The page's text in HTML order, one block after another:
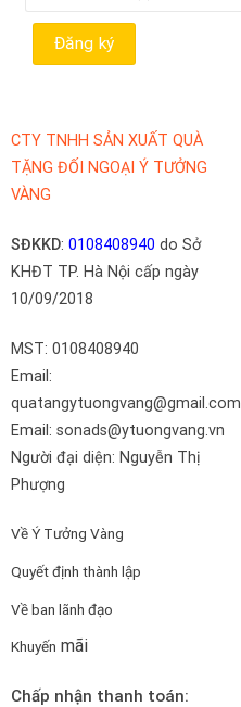
CTY TNHH SẢN XUẤT QUÀ
TẶNG ĐỐI NGOẠI Ý TƯỞNG
VÀNG
SĐKKD: 0108408940 do Sở
KHĐT TP. Hà Nội cấp ngày
10/09/2018
MST: 0108408940
Email:
quatangytuongvang@gmail.com
Email: sonads@ytuongvang.vn
Người đại diện: Nguyễn Thị
Phượng
Về Ý Tưởng Vàng
Quyết định thành lập
Về ban lãnh đạo
Khuyến mãi
Chấp nhận thanh toán: